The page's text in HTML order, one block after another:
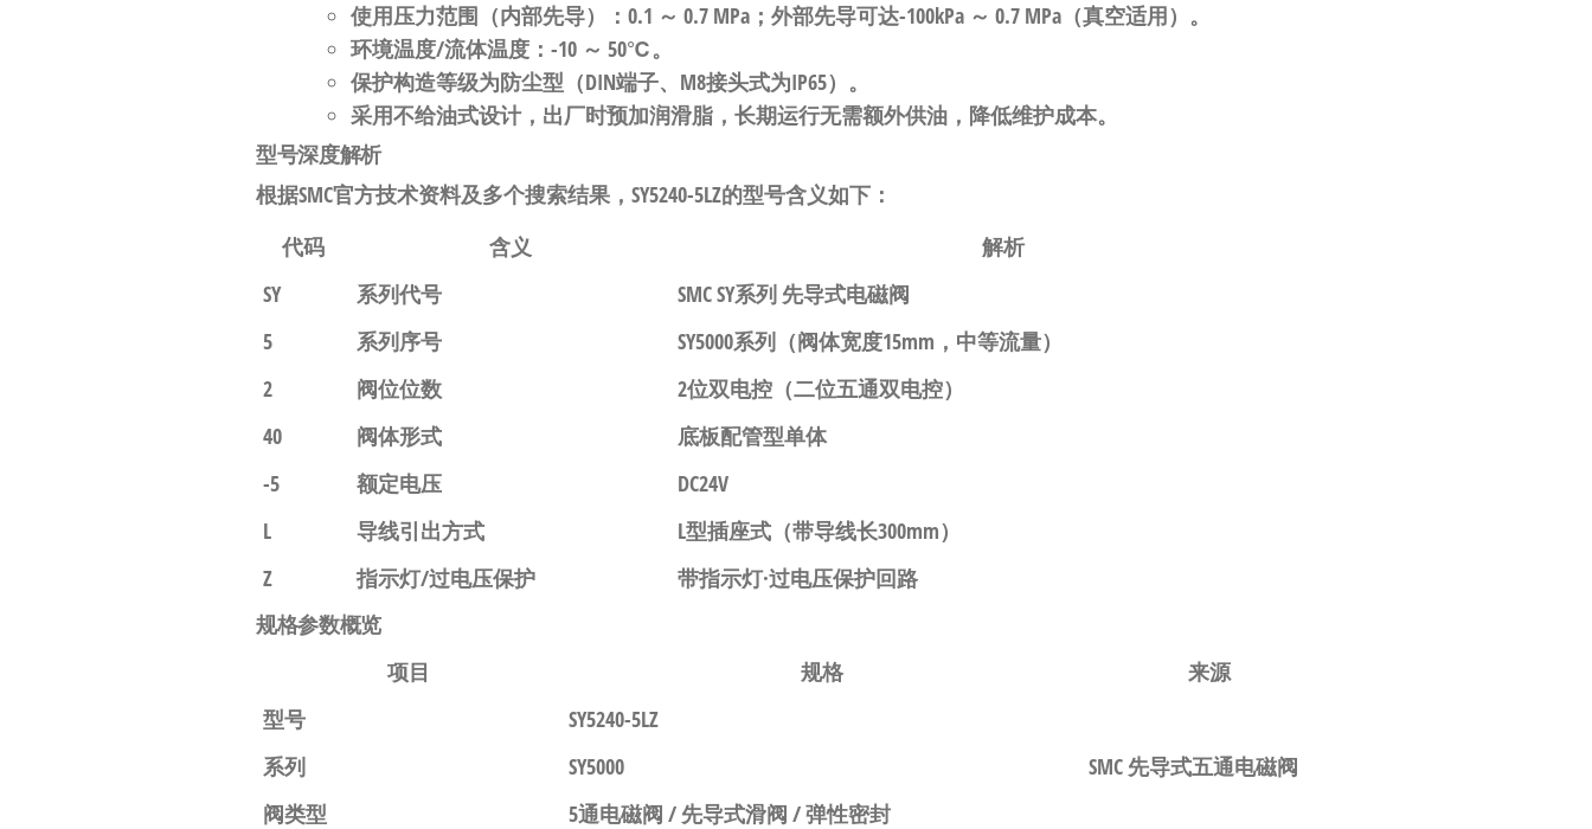
使用压力范围（内部先导）： 0.1 ～ 0.7 MPa ；外部先导可达-100kPa ～ 0.7 MPa （真空适用） 。
环境温度/流体温度： -10 ～ 50℃。
保护构造等级为防尘型 （DIN端子、M8接头式为IP65）。
采用不给油式设计，出厂时预加润滑脂，长期运行无需额外供油，降低维护成本。
型号深度解析
根据SMC官方技术资料及多个搜索结果，SY5240-5LZ的型号含义如下 ：
代码
含义
解析
SY
系列代号
SMC SY系列 先导式电磁阀
5
系列序号 SY5000系列 （阀体宽度15mm，中等流量）
2
阀位位数 2位双电控 （二位五通双电控）
40
阀体形式
底板配管型单体
-5
额定电压
DC24V
L
导线引出方式 L型插座式 （带导线长300mm）
Z
指示灯/过电压保护
带指示灯·过电压保护回路
规格参数概览
项目
规格
来源
型号
SY5240-5LZ
系列
SY5000
SMC 先导式五通电磁阀
阀类型
5通电磁阀 / 先导式滑阀 / 弹性密封